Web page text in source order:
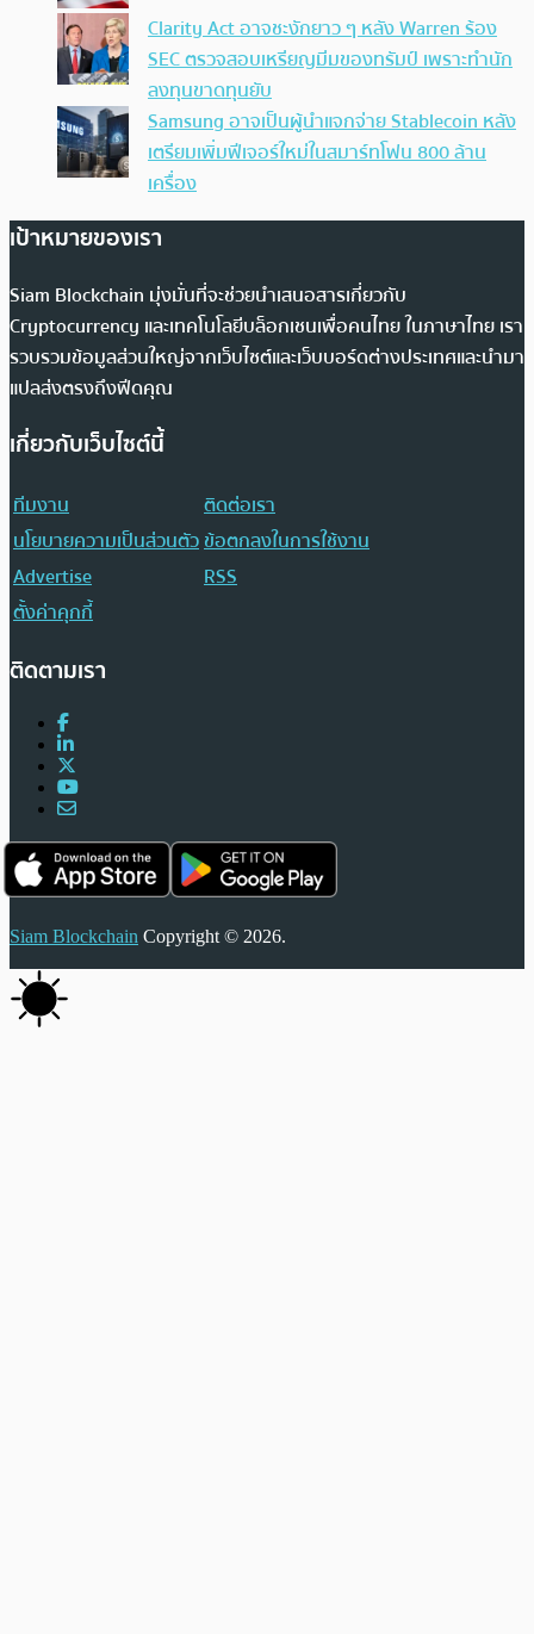
Clarity Act อาจชะงักยาว ๆ หลัง Warren ร้อง
SEC ตรวจสอบเหรียญมีมของทรัมป์ เพราะทำนัก
ลงทุนขาดทุนยับ
Samsung อาจเป็นผู้นำแจกจ่าย Stablecoin หลัง
เตรียมเพิ่มฟีเจอร์ใหม่ในสมาร์ทโฟน 800 ล้าน
เครื่อง
เป้าหมายของเรา
Siam Blockchain มุ่งมั่นที่จะช่วยนำเสนอสารเกี่ยวกับ
Cryptocurrency และเทคโนโลยีบล็อกเชนเพื่อคนไทย ในภาษาไทย เรา
รวบรวมข้อมูลส่วนใหญ่จากเว็บไซต์และเว็บบอร์ดต่างประเทศและนำมา
แปลส่งตรงถึงฟีดคุณ
เกี่ยวกับเว็บไซต์นี้
ทีมงาน
ติดต่อเรา
นโยบายความเป็นส่วนตัวข้อตกลงในการใช้งาน
Advertise
RSS
ตั้งค่าคุกกี้
ติดตามเรา
Siam Blockchain Copyright © 2026.